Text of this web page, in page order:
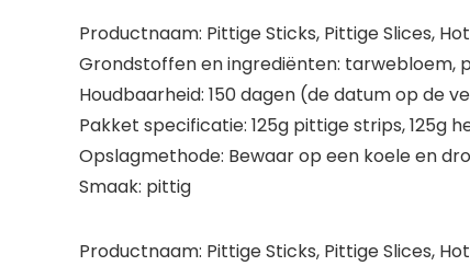
Productnaam: Pittige Sticks, Pittige Slices, Hot
Grondstoffen en ingrediënten: tarwebloem,
Houdbaarheid: 150 dagen (de datum op de
Pakket specificatie: 125g pittige strips, 125g
Opslagmethode: Bewaar op een koele en
Smaak: pittig
Productnaam: Pittige Sticks, Pittige Slices, Hot